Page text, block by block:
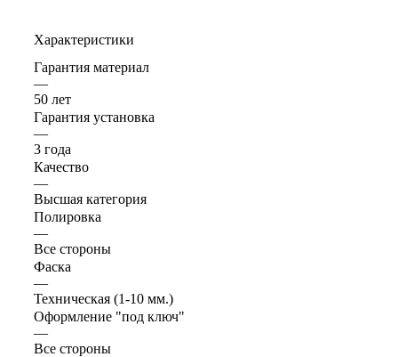
Характеристики
Гарантия материал
—
50 лет
Гарантия установка
—
3 года
Качество
—
Высшая категория
Полировка
—
Все стороны
Фаска
—
Техническая (1-10 мм.)
Оформление "под ключ"
—
Все стороны